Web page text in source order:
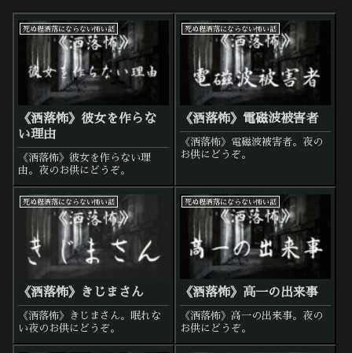
死ぬ程洒落にならない怖い話
《洒落怖》彼女を作らな
い理由
《洒落怖》彼女を作らない理
由。夜のお供にどうぞ。
死ぬ程洒落にならない怖い話
《洒落怖》電磁波被害者
《洒落怖》電磁波被害者。夜の
お供にどうぞ。
死ぬ程洒落にならない怖い話
《洒落怖》きじまさん
《洒落怖》きじまさん。眠れな
い夜のお供にどうぞ。
死ぬ程洒落にならない怖い話
《洒落怖》高一の出来事
《洒落怖》高一の出来事。夜の
お供にどうぞ。